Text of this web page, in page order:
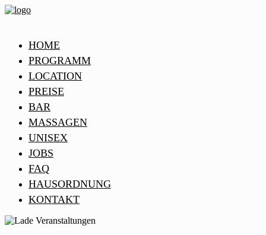
HOME
PROGRAMM
LOCATION
PREISE
BAR
MASSAGEN
UNISEX
JOBS
FAQ
HAUSORDNUNG
KONTAKT